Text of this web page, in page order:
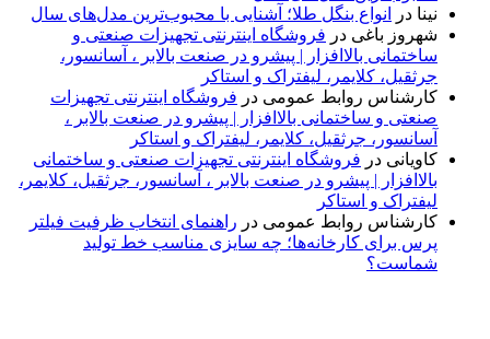
نینا در
انواع بنگل طلا؛ آشنایی با محبوب‌ترین مدل‌های سال
شهروز باغی در فروشگاه اینترنتی تجهیزات صنعتی و
ساختمانی بالاافزار | پیشرو در صنعت بالابر ، آسانسور،
جرثقیل، کلایمر، لیفتراک و استاکر
کارشناس روابط عمومی در فروشگاه اینترنتی تجهیزات
صنعتی و ساختمانی بالاافزار | پیشرو در صنعت بالابر ،
آسانسور، جرثقیل، کلایمر، لیفتراک و استاکر
کاویانی در فروشگاه اینترنتی تجهیزات صنعتی و ساختمانی
بالاافزار | پیشرو در صنعت بالابر ، آسانسور، جرثقیل، کلایمر،
لیفتراک و استاکر
کارشناس روابط عمومی در راهنمای انتخاب ظرفیت فیلتر
پرس برای کارخانه‌ها؛ چه سایزی مناسب خط تولید
شماست؟